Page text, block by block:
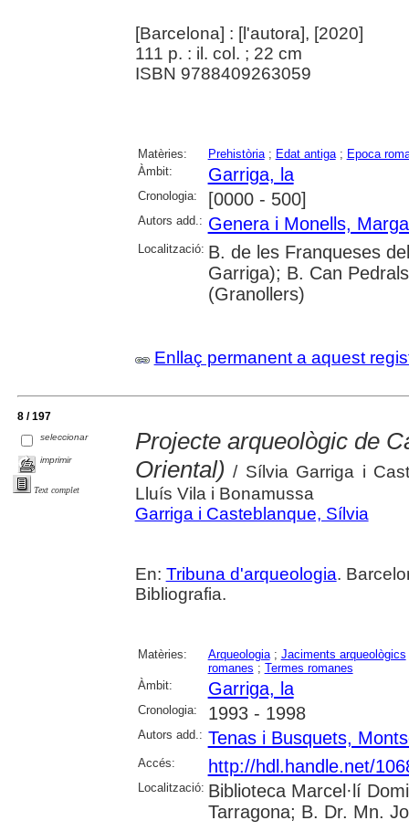
[Barcelona] : [l'autora], [2020]
111 p. : il. col. ; 22 cm
ISBN 9788409263059
Matèries: Prehistòria; Edat antiga; Epoca
Àmbit:
Garriga, la
Cronologia: [0000 - 500]
Autors add.: Genera i Monells,
Localització: B. de les Franqueses
Garriga); B. Can
(Granollers)
Enllaç permanent a aquest
8 / 197
seleccionar
imprimir
Text complet
Projecte arqueològic de
Oriental) / Sílvia Garriga i
Lluís Vila i Bonamussa
Garriga i Casteblanque, Sílvia
En: Tribuna d'arqueologia.
Bibliografia.
Matèries: Arqueologia; Jaciments arqueològics
romanes ; Termes romanes
Àmbit:
Garriga, la
Cronologia: 1993 - 1998
Autors add.: Tenas i Busquets,
Accés: http://hdl.handle.net/
Localització: Biblioteca Marcel·lí
Tarragona; B. Dr. Mn.